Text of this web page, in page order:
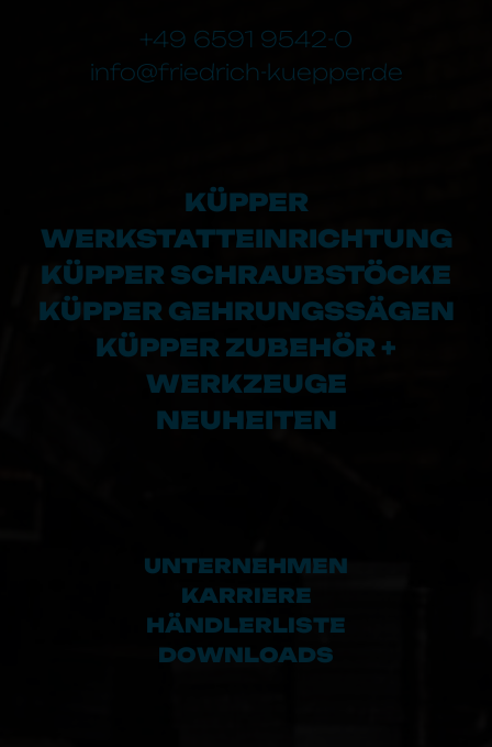
+49 6591 9542-0
info@friedrich-kuepper.de
KÜPPER
WERKSTATTEINRICHTUNG
KÜPPER SCHRAUBSTÖCKE
KÜPPER GEHRUNGSSÄGEN
KÜPPER ZUBEHÖR +
WERKZEUGE
NEUHEITEN
UNTERNEHMEN
KARRIERE
HÄNDLERLISTE
DOWNLOADS